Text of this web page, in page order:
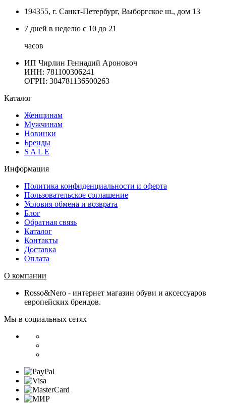
194355, г. Санкт-Петербург, Выборгское ш., дом 13
7 дней в неделю с 10 до 21
часов
ИП Чирлин Геннадий Ароновоч
ИНН: 781100306241
ОГРН: 304781136500263
Каталог
Женщинам
Мужчинам
Новинки
Бренды
S A L E
Информация
Политика конфиденциальности и оферта
Пользовательское соглашение
Условия обмена и возврата
Блог
Обратная связь
Каталог
Контакты
Доставка
Оплата
О компании
Rosso&Nero - интернет магазин обуви и аксессуаров
европейских брендов.
Мы в социальных сетях